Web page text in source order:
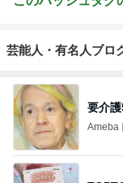
芸能人・有名人ブロ
要介
Ameba